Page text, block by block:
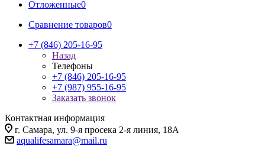
Отложенные0
Сравнение товаров0
+7 (846) 205-16-95
Назад
Телефоны
+7 (846) 205-16-95
+7 (987) 955-16-95
Заказать звонок
Контактная информация
г. Самара, ул. 9-я просека 2-я линия, 18А
aqualifesamara@mail.ru